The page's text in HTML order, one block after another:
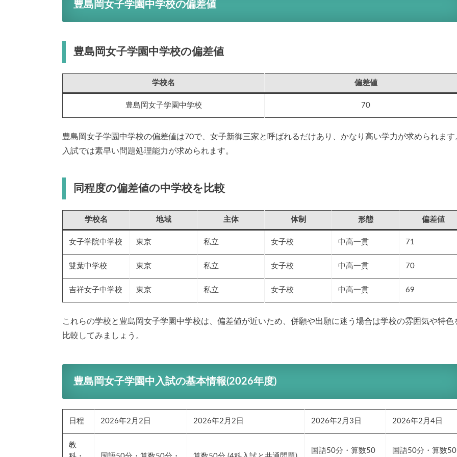
豊島岡女子学園中学校の偏差値
豊島岡女子学園中学校の偏差値
学校名 偏差値
豊島岡女子学園中学校 70
豊島岡女子学園中学校の偏差値は70で、女子新御三家と呼ばれるだけあり、かなり高い学力が求められます
入試では素早い問題処理能力が求められます。
同程度の偏差値の中学校を比較
学校名 地域 主体 体制 形態 偏差値
女子学院中学校 東京 私立 女子校 中高一貫 71
雙葉中学校 東京 私立 女子校 中高一貫 70
吉祥女子中学校 東京 私立 女子校 中高一貫 69
これらの学校と豊島岡女子学園中学校は、偏差値が近いため、併願や出願に迷う場合は学校の雰囲気や特色
比較してみましょう。
豊島岡女子学園中入試の基本情報(2026年度)
日程 2026年2月2日 2026年2月2日 2026年2月3日 2026年2月4日
教
国語50分・算数50 国語50分・算数50